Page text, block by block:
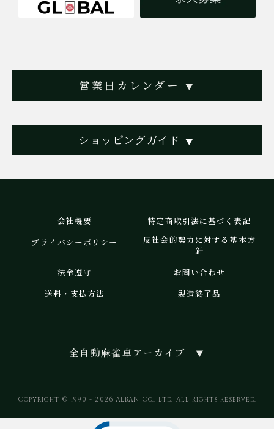
営業日カレンダー ▼
ショッピングガイド ▼
会社概要
特定商取引法に基づく表記
プライバシーポリシー
反社会的勢力に対する基本方
針
法令遵守
お問い合わせ
送料・支払方法
製造終了品
全自動麻雀卓アーカイブ ▼
Copyright © 1990 - 2026 ALBAN Co., Ltd. All Rights Reserved.